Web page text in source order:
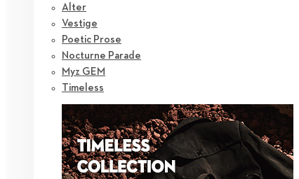
Alter
Vestige
Poetic Prose
Nocturne Parade
Myz GEM
Timeless